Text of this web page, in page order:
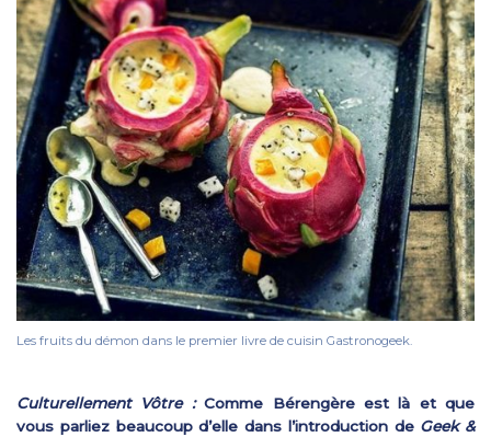
Les fruits du démon dans le premier livre de cuisin Gastronogeek.
Culturellement Vôtre :Comme Bérengère est là et que
vous parliez beaucoup d’elle dans l’introduction de Geek &